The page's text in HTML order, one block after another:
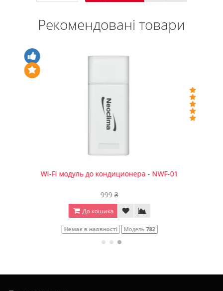
Рекомендовані товари
Фреон R-32 Neoclima (7 кг)
Уточнюйте
До кошика
В наявності Модель914